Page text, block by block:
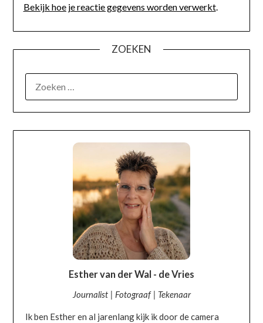
Bekijk hoe je reactie gegevens worden verwerkt.
ZOEKEN
OVER MIJ
Esther van der Wal - de Vries
Journalist | Fotograaf | Tekenaar
Ik ben Esther en al jarenlang kijk ik door de camera